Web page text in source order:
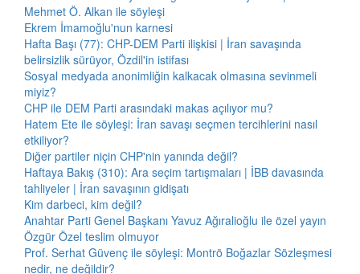
Mehmet Ö. Alkan ile söyleşi
Ekrem İmamoğlu'nun karnesi
Hafta Başı (77): CHP-DEM Parti ilişkisi | İran savaşında
belirsizlik sürüyor, Özdil'in istifası
Sosyal medyada anonimliğin kalkacak olmasına sevinmeli
miyiz?
CHP ile DEM Parti arasındaki makas açılıyor mu?
Hatem Ete ile söyleşi: İran savaşı seçmen tercihlerini nasıl
etkiliyor?
Diğer partiler niçin CHP'nin yanında değil?
Haftaya Bakış (310): Ara seçim tartışmaları | İBB davasında
tahliyeler | İran savaşının gidişatı
Kim darbeci, kim değil?
Anahtar Parti Genel Başkanı Yavuz Ağıralioğlu ile özel yayın
Özgür Özel teslim olmuyor
Prof. Serhat Güvenç ile söyleşi: Montrö Boğazlar Sözleşmesi
nedir, ne değildir?